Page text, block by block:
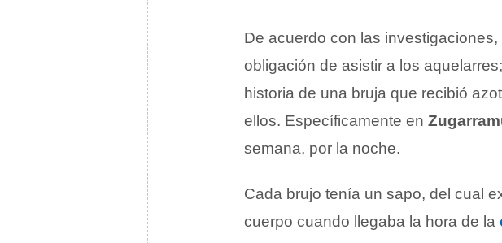
De acuerdo con las
obligación de asistir a los
historia de una bruja que recibió
ellos. Específicamente en
semana, por la noche.
Cada brujo tenía un sapo, del cual
cuerpo cuando llegaba la hora de la